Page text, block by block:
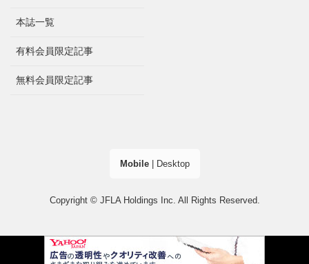
本誌一覧
有料会員限定記事
無料会員限定記事
Mobile| Desktop
Copyright © JFLA Holdings Inc. All Rights Reserved.